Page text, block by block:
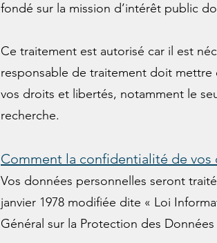
fondé sur la mission d’intérêt public
Ce traitement est autorisé car il est
responsable de traitement doit
vos droits et libertés, notamment le
recherche.
Comment la confidentialité de vos
Vos données personnelles seront
janvier 1978 modifiée dite « Loi
Général sur la Protection des Données